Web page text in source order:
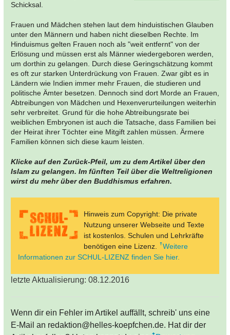
Schicksal.
Frauen und Mädchen stehen laut dem hinduistischen Glauben
unter den Männern und haben nicht dieselben Rechte. Im
Hinduismus gelten Frauen noch als "weit entfernt" von der
Erlösung und müssen erst als Männer wiedergeboren werden,
um dorthin zu gelangen. Durch diese Geringschätzung kommt
es oft zur starken Unterdrückung von Frauen. Zwar gibt es in
Ländern wie Indien immer mehr Frauen, die studieren und
politische Ämter besetzen. Dennoch sind dort Morde an Frauen,
Abtreibungen von Mädchen und Hexenverurteilungen weiterhin
sehr verbreitet. Grund für die hohe Abtreibungsrate bei
weiblichen Embryonen ist auch die Tatsache, dass Familien bei
der Heirat ihrer Töchter eine Mitgift zahlen müssen. Ärmere
Familien können sich diese kaum leisten.
Klicke auf den Zurück-Pfeil, um zu dem Artikel über den
Islam zu gelangen. Im fünften Teil über die Weltreligionen
wirst du mehr über den Buddhismus erfahren.
Hinweis zum Copyright: Die private
Nutzung unserer Webseite und Texte
ist kostenlos. Schulen und Lehrkräfte
benötigen eine Lizenz.
Weitere
Informationen zur SCHUL-LIZENZ finden Sie hier.
letzte Aktualisierung: 08.12.2016
Wenn dir ein Fehler im Artikel auffällt, schreib' uns eine
E-Mail an redaktion@helles-koepfchen.de. Hat dir der